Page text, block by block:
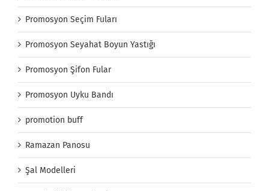
Promosyon Seçim Fuları
Promosyon Seyahat Boyun Yastığı
Promosyon Şifon Fular
Promosyon Uyku Bandı
promotion buff
Ramazan Panosu
Şal Modelleri